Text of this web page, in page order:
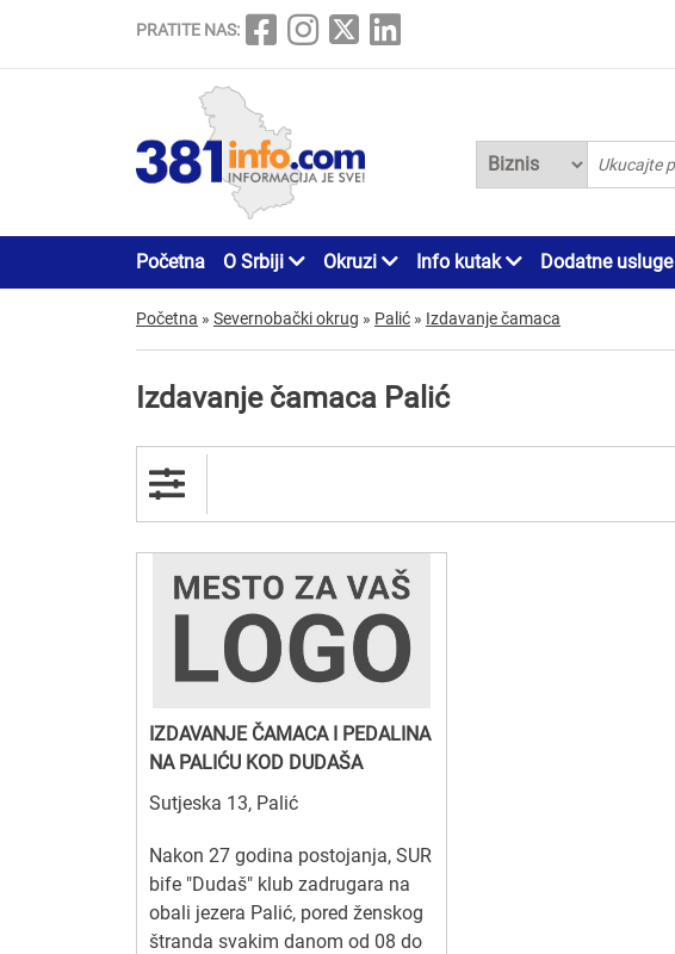
PRATITE NAS:
Početna O Srbiji Okruzi Info kutak Dodatne usluge
Početna » Severnobački okrug » Palić » Izdavanje čamaca
Izdavanje čamaca Palić
IZDAVANJE ČAMACA I PEDALINA
NA PALIĆU KOD DUDAŠA
Sutjeska 13, Palić
Nakon 27 godina postojanja, SUR
bife "Dudaš" klub zadrugara na
obali jezera Palić, pored ženskog
štranda svakim danom od 08 do